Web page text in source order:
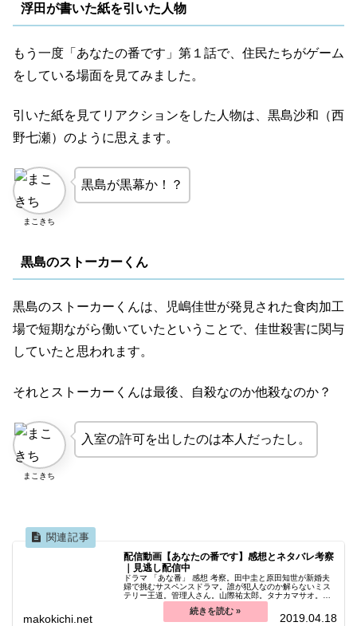
翔太は、浮田（田中要次）、神谷、菜奈（原田知世）の死
浮田について探るため、翔太は久住（袴田吉彦）に話を聞
きに行く。
久住は袴田吉彦モードで翔太の追及をかわすが、良心の呵
責にたえられなくなり、藤井（片桐仁）に相談。
久住が４０３号室に入ると、風呂上がりの桜木（筧美和
久住は2人に、浮田が交換殺人ゲームで仕込んだ細工のこと
浮田はゲームの際、殺したい相手の名前をすごく小さな字
で書き、その反応を見て誰が引いたか見当をつけていた。
そして、その人物に会いに行った翌日、殺されたのだ。 桜
木にそそのかされ、久住は浮田から聞いた心当たりの人物
浮田が書いた紙を引いた人物
もう一度「あなたの番です」第１話で、住民たちがゲーム
をしている場面を見てみました。
引いた紙を見てリアクションをした人物は、黒島沙和（西
野七瀬）のように思えます。
まこきち
黒島が黒幕か！？
黒島のストーカーくん
黒島のストーカーくんは、児嶋佳世が発見された食肉加工
場で短期ながら働いていたということで、佳世殺害に関与
していたと思われます。
それとストーカーくんは最後、自殺なのか他殺なのか？
まこきち
入室の許可を出したのは本人だったし。
配信動画【あなたの番です】感想とネタバレ考察
｜見逃し配信中
ドラマ 「あな番」 感想 考察。田中圭と原田知世が新婚夫
婦で挑むサスペンスドラマ。誰が犯人なのか解らないミス
テリー王道。管理人さん。山際祐太郎。タナカマサオ。赤
池夫妻。袴田吉彦。児嶋佳世。浮田啓輔。細川朝男。河野
貴文。手塚菜奈。浅香航大。内山達夫。
makokichi.net 2019.04.18